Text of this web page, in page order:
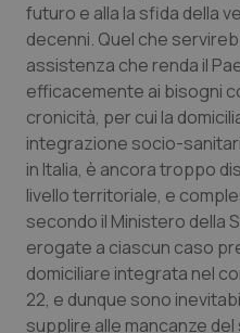
Psoriasi & pelle
Quotidiano
Quotidiano
Quotidiano
Quotidiano
Rene & patologie
futuro e alla la sfida della
decenni. Quel che
assistenza che renda il
efficacemente ai bisogni
cronicità, per cui la
integrazione socio-
in Italia, è ancora troppo
livello territoriale, e
secondo il Ministero della
erogate a ciascun caso
domiciliare integrata nel
22, e dunque sono
supplire alle mancanze